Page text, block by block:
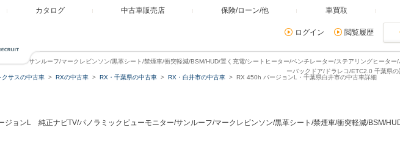
カタログ 中古車販売店 保険/ローン/他 車買取
ログイン 閲覧履歴
ニター/サンルーフ/マークレビンソン/黒革シート/禁煙車/衝突軽減/BSM/HUD/置く充電/シートヒーター/ベンチレーター/ステアリングヒーター/
ーバックドア/ドラレコ/ETC2.0 千葉県の
クサスの中古車 RXの中古車 RX・千葉県の中古車 RX・白井市の中古車 RX 450h バージョンL・千葉県白井市の中古車詳細
ジョンL 純正ナビTV/パノラミックビューモニター/サンルーフ/マークレビンソン/黒革シート/禁煙車/衝突軽減/BSM/